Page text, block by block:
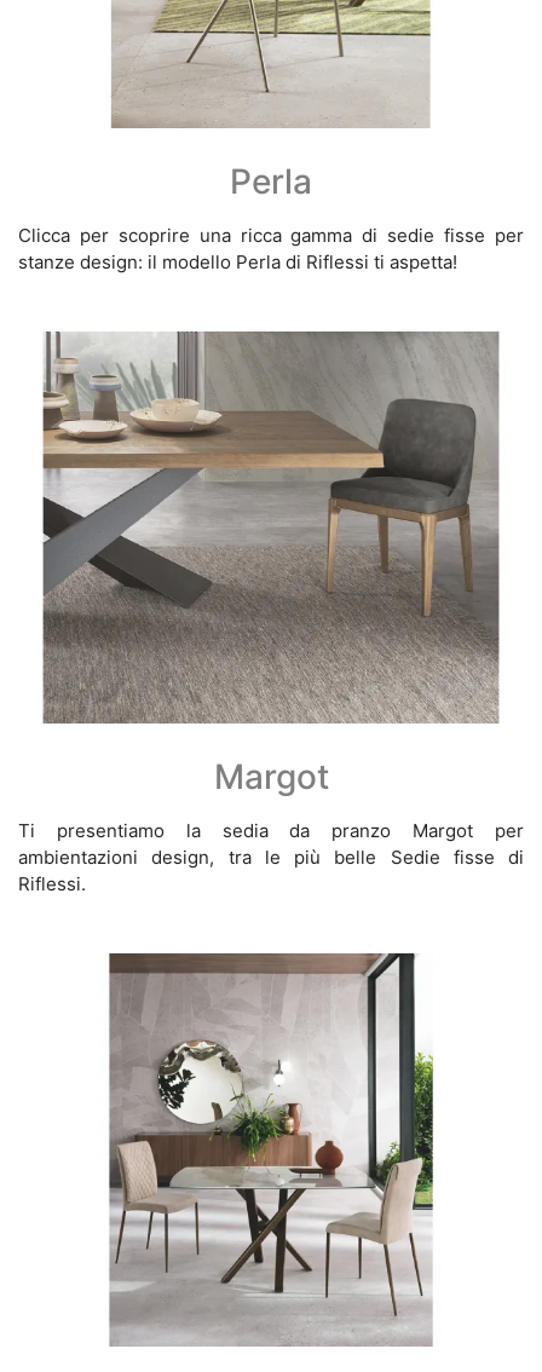
Perla
Clicca per scoprire una ricca gamma di sedie fisse per
stanze design: il modello Perla di Riflessi ti aspetta!
Margot
Ti presentiamo la sedia da pranzo Margot per
ambientazioni design, tra le più belle Sedie fisse di
Riflessi.